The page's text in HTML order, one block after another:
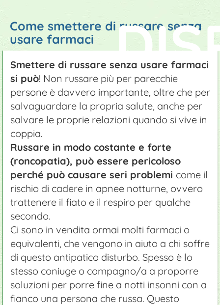
Come smettere di russare senza
usare farmaci
Smettere di russare senza usare farmaci
si può! Non russare più per parecchie
persone è davvero importante, oltre che per
salvaguardare la propria salute, anche per
salvare le proprie relazioni quando si vive in
coppia.
Russare in modo costante e forte
(roncopatia), può essere pericoloso
perché può causare seri problemi come il
rischio di cadere in apnee notturne, ovvero
trattenere il fiato e il respiro per qualche
secondo.
Ci sono in vendita ormai molti farmaci o
equivalenti, che vengono in aiuto a chi soffre
di questo antipatico disturbo. Spesso è lo
stesso coniuge o compagno/a a proporre
soluzioni per porre fine a notti insonni con a
fianco una persona che russa. Questo